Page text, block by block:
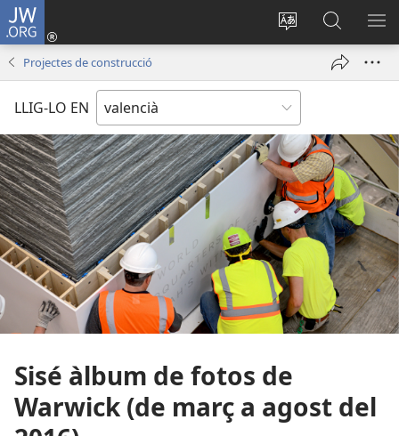
JW.ORG
Canviar
l'idioma
Iniciar
sessió
una
nova)
Busca
a
JW.ORG
Projectes de construcció
LLIG-LO EN
Sisé àlbum de fotos de
Warwick (de març a agost del